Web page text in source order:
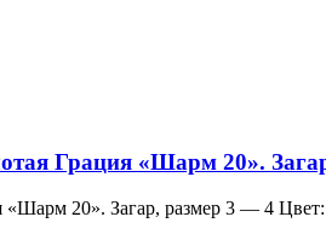
Грация «Шарм 20».
20». Загар, размер 3 — 4